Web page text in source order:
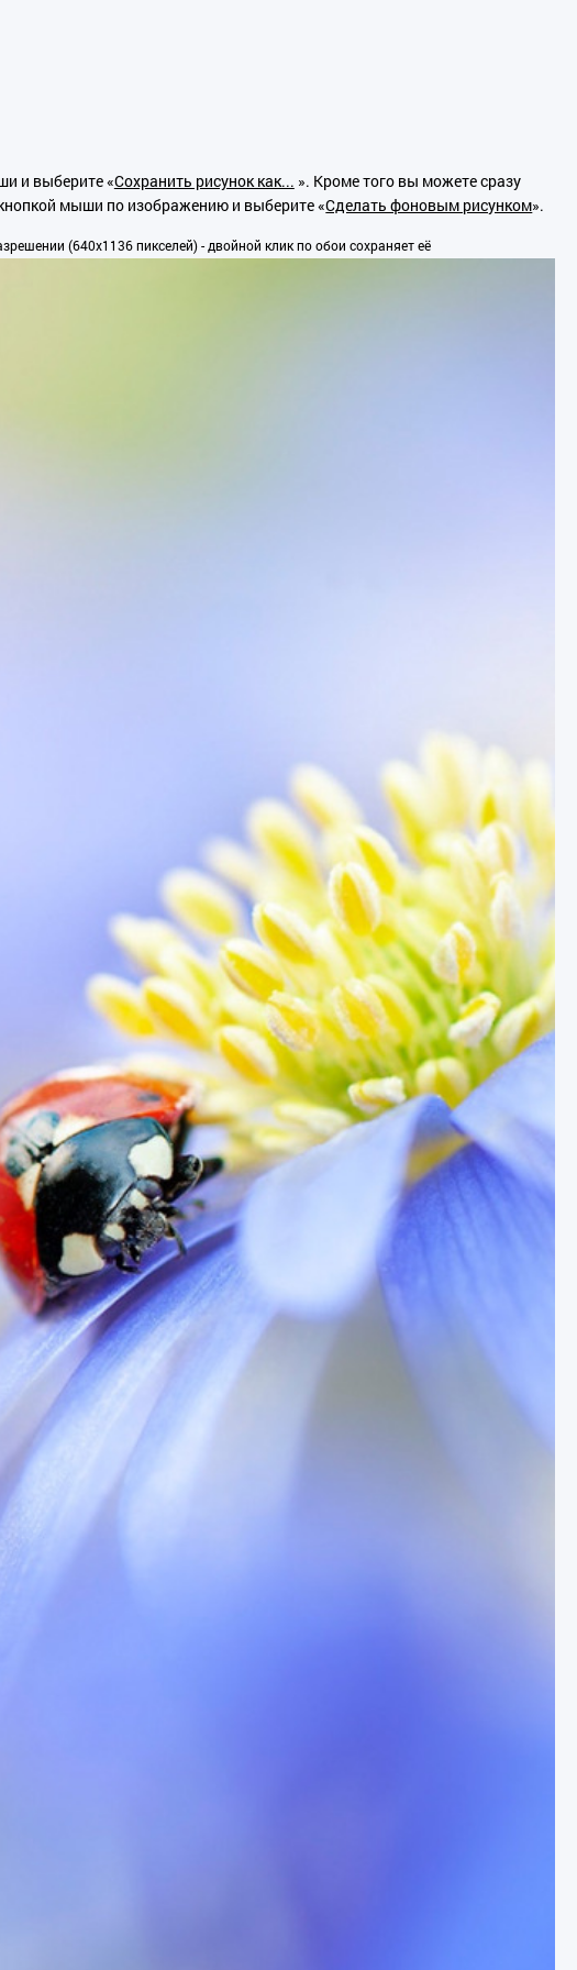
и выберите «Сохранить рисунок как... ». Кроме того вы можете сразу
мыши по изображению и выберите «Сделать фоновым рисунком».
(640x1136 пикселей) - двойной клик по обои сохраняет её